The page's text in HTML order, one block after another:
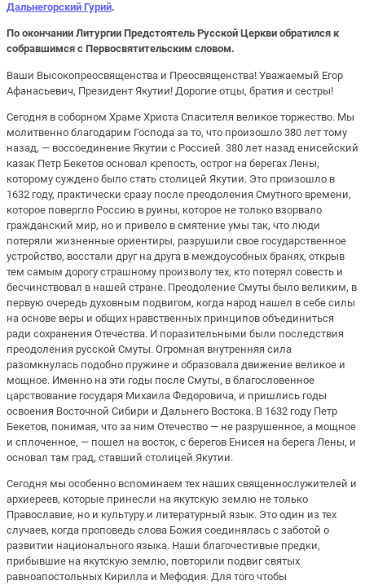
Дальнегорский Гурий.
По окончании Литургии Предстоятель Русской Церкви обратился к
собравшимся с Первосвятительским словом.
Ваши Высокопреосвященства и Преосвященства! Уважаемый Егор
Афанасьевич, Президент Якутии! Дорогие отцы, братия и сестры!
Сегодня в соборном Храме Христа Спасителя великое торжество. Мы
молитвенно благодарим Господа за то, что произошло 380 лет тому
назад, — воссоединение Якутии с Россией. 380 лет назад енисейский
казак Петр Бекетов основал крепость, острог на берегах Лены,
которому суждено было стать столицей Якутии. Это произошло в
1632 году, практически сразу после преодоления Смутного времени,
которое повергло Россию в руины, которое не только взорвало
гражданский мир, но и привело в смятение умы так, что люди
потеряли жизненные ориентиры, разрушили свое государственное
устройство, восстали друг на друга в междоусобных бранях, открыв
тем самым дорогу страшному произволу тех, кто потерял совесть и
бесчинствовал в нашей стране. Преодоление Смуты было великим, в
первую очередь духовным подвигом, когда народ нашел в себе силы
на основе веры и общих нравственных принципов объединиться
ради сохранения Отечества. И поразительными были последствия
преодоления русской Смуты. Огромная внутренняя сила
разомкнулась подобно пружине и образовала движение великое и
мощное. Именно на эти годы после Смуты, в благословенное
царствование государя Михаила Федоровича, и пришлись годы
освоения Восточной Сибири и Дальнего Востока. В 1632 году Петр
Бекетов, понимая, что за ним Отечество — не разрушенное, а мощное
и сплоченное, — пошел на восток, с берегов Енисея на берега Лены, и
основал там град, ставший столицей Якутии.
Сегодня мы особенно вспоминаем тех наших священнослужителей и
архиереев, которые принесли на якутскую землю не только
Православие, но и культуру и литературный язык. Это один из тех
случаев, когда проповедь слова Божия соединялась с заботой о
развитии национального языка. Наши благочестивые предки,
прибывшие на якутскую землю, повторили подвиг святых
равноапостольных Кирилла и Мефодия. Для того чтобы